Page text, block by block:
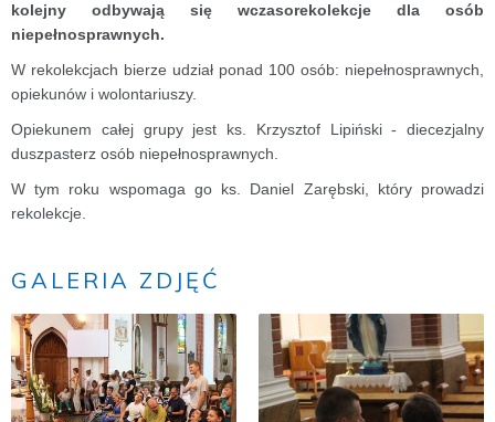
kolejny odbywają się wczasorekolekcje dla osób
niepełnosprawnych.
W rekolekcjach bierze udział ponad 100 osób: niepełnosprawnych,
opiekunów i wolontariuszy.
Opiekunem całej grupy jest ks. Krzysztof Lipiński - diecezjalny
duszpasterz osób niepełnosprawnych.
W tym roku wspomaga go ks. Daniel Zarębski, który prowadzi
rekolekcje.
GALERIA ZDJĘĆ